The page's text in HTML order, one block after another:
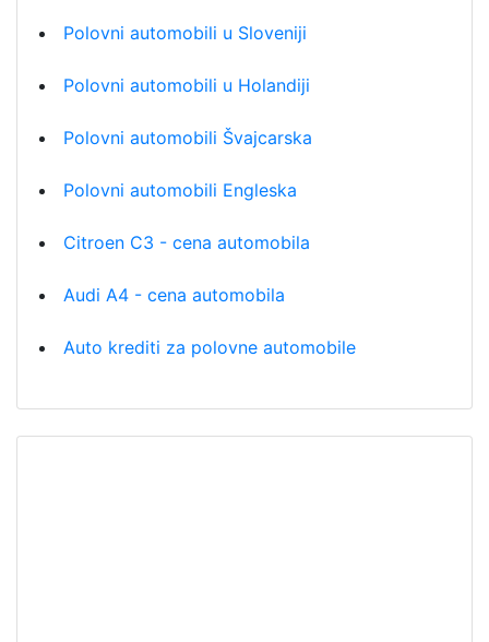
Polovni automobili u Sloveniji
Polovni automobili u Holandiji
Polovni automobili Švajcarska
Polovni automobili Engleska
Citroen C3 - cena automobila
Audi A4 - cena automobila
Auto krediti za polovne automobile